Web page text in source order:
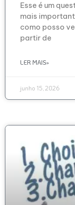
Esse é um
mais
como posso
partir de
LER MAIS»
junho 15, 2026